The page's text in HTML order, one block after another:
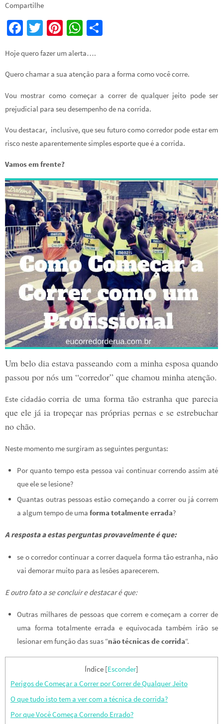
Compartilhe
Fa
b
o
o
k
T
tt
er
Pi
er
es
t
W
at
sA
p
p
e
Hoje quero fazer um alerta….
Quero chamar a sua atenção para a forma como você corre.
Vou mostrar como começar a correr de qualquer jeito pode ser
prejudicial para seu desempenho de na corrida.
Vou destacar, inclusive, que seu futuro como corredor pode estar em
risco neste aparentemente simples esporte que é a corrida.
Vamos em frente?
Um belo dia estava passeando com a minha esposa quando
passou por nós um “corredor” que chamou minha atenção.
Este cidadão corria de uma forma tão estranha que parecia
que ele já ia tropeçar nas próprias pernas e se estrebuchar
no chão.
Neste momento me surgiram as seguintes perguntas:
Por quanto tempo esta pessoa vai continuar correndo assim até
que ele se lesione?
Quantas outras pessoas estão começando a correr ou já correm
a algum tempo de umaforma totalmente errada?
A resposta a estas perguntas provavelmente é que:
se o corredor continuar a correr daquela forma tão estranha, não
vai demorar muito para as lesões aparecerem.
E outro fato a se concluir e destacar é que:
Outras milhares de pessoas que correm e começam a correr de
uma forma totalmente errada e equivocada também irão se
lesionar em função das suas “não técnicas de corrida“.
Índice [Esconder]
Perigos de Começar a Correr por Correr de Qualquer Jeito
O que tudo isto tem a ver com a técnica de corrida?
Por que Você Começa Correndo Errado?